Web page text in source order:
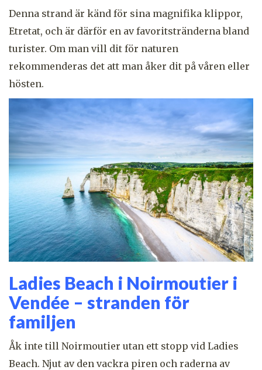
Denna strand är känd för sina magnifika klippor,
Etretat, och är därför en av favoritstränderna bland
turister. Om man vill dit för naturen
rekommenderas det att man åker dit på våren eller
hösten.
Ladies Beach i Noirmoutier i
Vendée – stranden för
familjen
Åk inte till Noirmoutier utan ett stopp vid Ladies
Beach. Njut av den vackra piren och raderna av